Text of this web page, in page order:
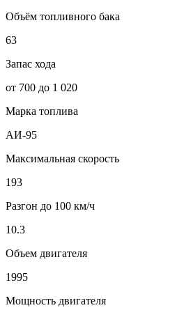
Объём топливного бака
63
Запас хода
от 700 до 1 020
Марка топлива
АИ-95
Максимальная скорость
193
Разгон до 100 км/ч
10.3
Объем двигателя
1995
Мощность двигателя